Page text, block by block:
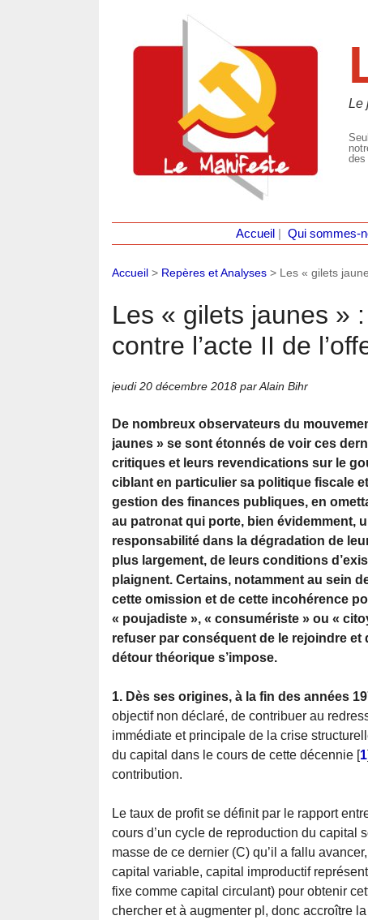
Le
des
Accueil Qui sommes-
Accueil > Repères et Analyses > Les « gilets
Les « gilets jaunes »
contre l’acte II de
jeudi 20 décembre 2018 par Alain Bihr
De nombreux observateurs du
jaunes » se sont étonnés de voir ces
critiques et leurs revendications sur le
ciblant en particulier sa politique fiscale
gestion des finances publiques, en
au patronat qui porte, bien évidemment,
responsabilité dans la dégradation de
plus largement, de leurs conditions
plaignent. Certains, notamment au sein
cette omission et de cette incohérence
« poujadiste », « consumériste » ou «
refuser par conséquent de le rejoindre
détour théorique s’impose.
1. Dès ses origines, à la fin des années
objectif non déclaré, de contribuer au
immédiate et principale de la crise
du capital dans le cours de cette décennie [1]
contribution.
Le taux de profit se définit par le rapport
cours d’un cycle de reproduction du capital
masse de ce dernier (C) qu’il a fallu
capital variable, capital improductif
fixe comme capital circulant) pour obtenir
chercher et à augmenter pl, donc accroître